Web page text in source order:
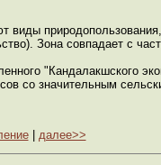
виды
Зона совпадает с
"Кандалакшского
со значительным
| далее>>